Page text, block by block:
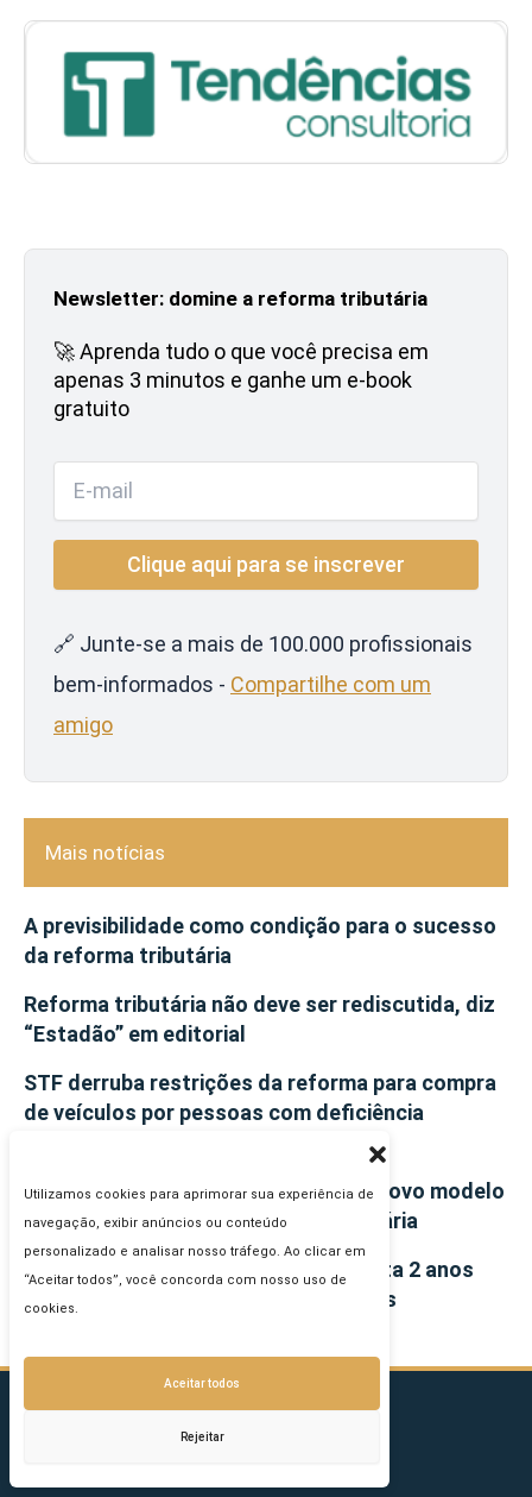
Utilizamos cookies para aprimorar sua experiência de
navegação, exibir anúncios ou conteúdo
personalizado e analisar nosso tráfego. Ao clicar em
“Aceitar todos”, você concorda com nosso uso de
cookies.
Aceitar todos
Rejeitar
Newsletter: domine a reforma tributária
🚀 Aprenda tudo o que você precisa em
apenas 3 minutos e ganhe um e-book
gratuito
🔗 Junte-se a mais de 100.000 profissionais
bem-informados - Compartilhe com um
amigo
Mais notícias
A previsibilidade como condição para o sucesso
da reforma tributária
Reforma tributária não deve ser rediscutida, diz
“Estadão” em editorial
STF derruba restrições da reforma para compra
de veículos por pessoas com deficiência
O Ato Conjunto RFB/CGIBS nº 4: um novo modelo
de implementação da reforma tributária
Portal da Reforma Tributária completa 2 anos
com apoio de empresas e instituições